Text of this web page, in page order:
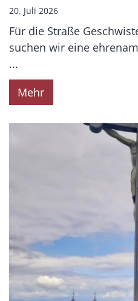
20. Juli 2026
Für die Straße
suchen wir eine
...
Mehr